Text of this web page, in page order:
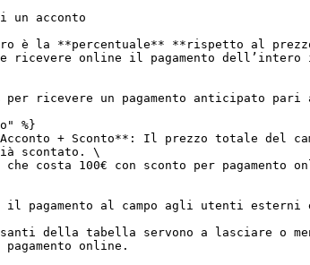
un acconto
è la **percentuale** **rispetto al
ricevere online il pagamento
per ricevere un pagamento anticipato pari
%}
Acconto + Sconto**: Il prezzo totale del
scontato. \
che costa 100€ con sconto per
il pagamento al campo agli utenti
della tabella servono a lasciare o
online.